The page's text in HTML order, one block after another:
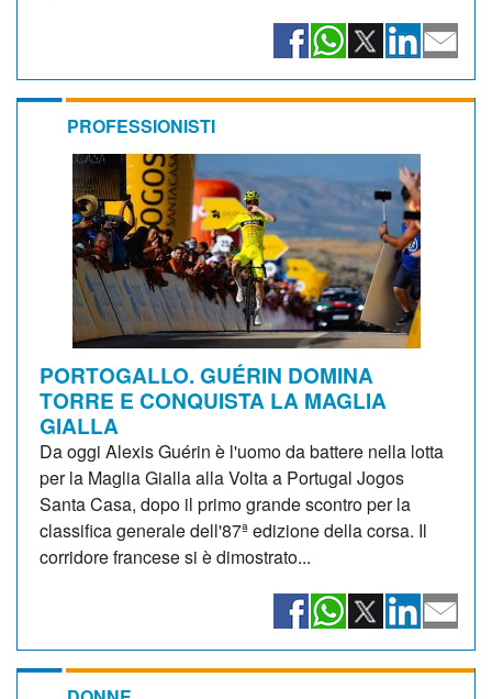
PROFESSIONISTI
PORTOGALLO. GUÉRIN DOMINA
TORRE E CONQUISTA LA MAGLIA
GIALLA
Da oggi Alexis Guérin è l'uomo da battere nella lotta
per la Maglia Gialla alla Volta a Portugal Jogos
Santa Casa, dopo il primo grande scontro per la
classifica generale dell'87ª edizione della corsa. Il
corridore francese si è dimostrato...